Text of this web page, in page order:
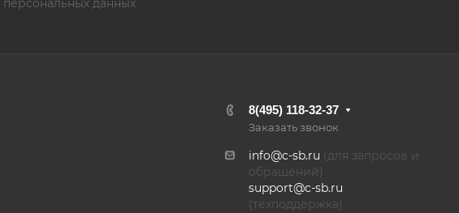
персональных данных
8(495) 118-32-37
Заказать звонок
info@c-sb.ru (для запросов и
обращений)
support@c-sb.ru
(техподдержка)